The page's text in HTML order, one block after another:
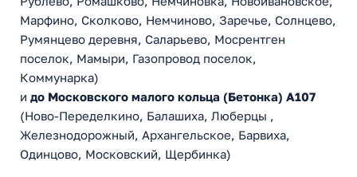
Марфино, Сколково, Немчиново, Заречье, Солнцево,
Румянцево деревня, Саларьево, Мосрентген
поселок, Мамыри, Газопровод поселок,
Коммунарка)
и до Московского малого кольца (Бетонка) А107
(Ново-Переделкино, Балашиха, Люберцы ,
Железнодорожный, Архангельское, Барвиха,
Одинцово, Московский, Щербинка)